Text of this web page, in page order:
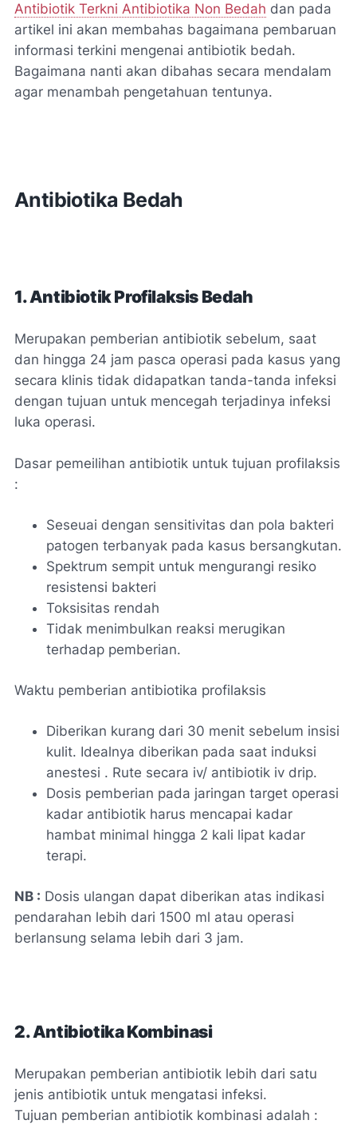
Antibiotik Terkni Antibiotika Non Bedah dan pada
artikel ini akan membahas bagaimana pembaruan
informasi terkini mengenai antibiotik bedah.
Bagaimana nanti akan dibahas secara mendalam
agar menambah pengetahuan tentunya.
Antibiotika Bedah
1. Antibiotik Profilaksis Bedah
Merupakan pemberian antibiotik sebelum, saat
dan hingga 24 jam pasca operasi pada kasus yang
secara klinis tidak didapatkan tanda-tanda infeksi
dengan tujuan untuk mencegah terjadinya infeksi
luka operasi.
Dasar pemeilihan antibiotik untuk tujuan profilaksis
:
Seseuai dengan sensitivitas dan pola bakteri
patogen terbanyak pada kasus bersangkutan.
Spektrum sempit untuk mengurangi resiko
resistensi bakteri
Toksisitas rendah
Tidak menimbulkan reaksi merugikan
terhadap pemberian.
Waktu pemberian antibiotika profilaksis
Diberikan kurang dari 30 menit sebelum insisi
kulit. Idealnya diberikan pada saat induksi
anestesi . Rute secara iv/ antibiotik iv drip.
Dosis pemberian pada jaringan target operasi
kadar antibiotik harus mencapai kadar
hambat minimal hingga 2 kali lipat kadar
terapi.
NB : Dosis ulangan dapat diberikan atas indikasi
pendarahan lebih dari 1500 ml atau operasi
berlansung selama lebih dari 3 jam.
2. Antibiotika Kombinasi
Merupakan pemberian antibiotik lebih dari satu
jenis antibiotik untuk mengatasi infeksi.
Tujuan pemberian antibiotik kombinasi adalah :